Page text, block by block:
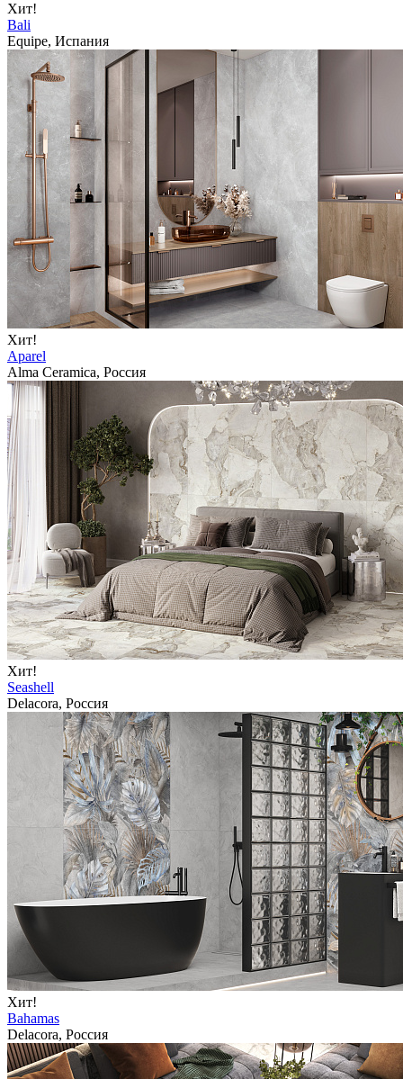
Хит!
Bali
Equipe, Испания
Хит!
Aparel
Alma Ceramica, Россия
Хит!
Seashell
Delacora, Россия
Хит!
Bahamas
Delacora, Россия